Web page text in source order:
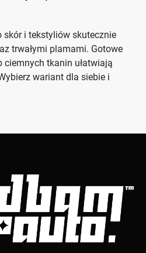
skór i tekstyliów skutecznie
trwałymi plamami. Gotowe
tkanin ułatwiają
wariant dla siebie i